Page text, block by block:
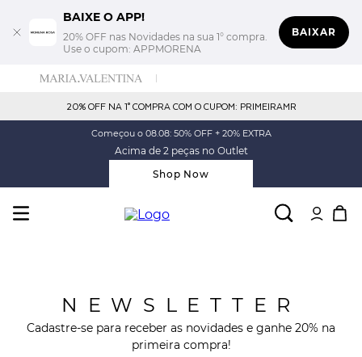
BAIXE O APP!
20% OFF nas Novidades na sua 1° compra.
Use o cupom: APPMORENA
BAIXAR
20% OFF NA 1° COMPRA COM O CUPOM: PRIMEIRAMR
Começou o 08.08: 50% OFF + 20% EXTRA
Acima de 2 peças no Outlet
Shop Now
NEWSLETTER
Cadastre-se para receber as novidades e ganhe 20% na
primeira compra!